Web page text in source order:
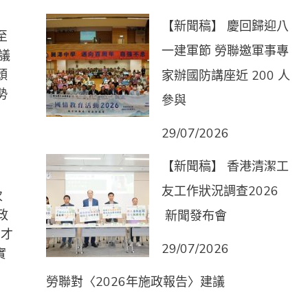
【新聞稿】 慶回歸迎八
一建軍節 勞聯邀軍事專
家辦國防講座近 200 人
參與
29/07/2026
【新聞稿】 香港清潔工
友工作狀況調查2026
新聞發布會
29/07/2026
勞聯對〈2026年施政報告〉建議